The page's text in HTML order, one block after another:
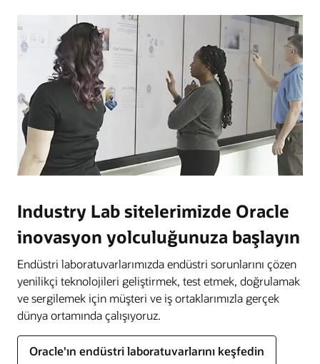
Industry Lab sitelerimizde Oracle
inovasyon yolculuğunuza başlayın
Endüstri laboratuvarlarımızda endüstri sorunlarını çözen
yenilikçi teknolojileri geliştirmek, test etmek, doğrulamak
ve sergilemek için müşteri ve iş ortaklarımızla gerçek
dünya ortamında çalışıyoruz.
Oracle'ın endüstri laboratuvarlarını keşfedin